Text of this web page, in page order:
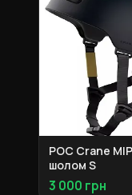
POC Crane
шолом S
3 000 грн